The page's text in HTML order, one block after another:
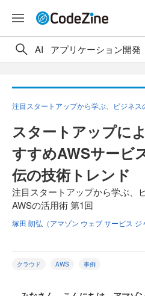
AI アプリケーション開発
注目スタートアップから学ぶ、ビジネ
スタートアップに
すすめAWSサービ
伝の技術トレンド
注目スタートアップから学ぶ、
AWSの活用術 第1回
塚田 朗弘（アマゾン ウェブ サービス ジ
クラウド AWS 事例